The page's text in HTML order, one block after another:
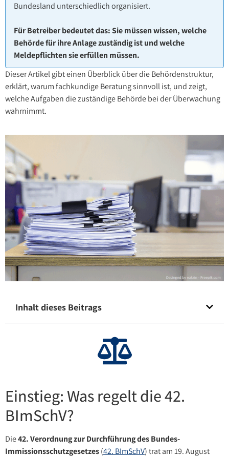
Bundesland unterschiedlich organisiert.
Für Betreiber bedeutet das: Sie müssen wissen, welche
Behörde für ihre Anlage zuständig ist und welche
Meldepflichten sie erfüllen müssen.
Dieser Artikel gibt einen Überblick über die Behördenstruktur,
erklärt, warum fachkundige Beratung sinnvoll ist, und zeigt,
welche Aufgaben die zuständige Behörde bei der Überwachung
wahrnimmt.
Inhalt dieses Beitrags
Einstieg: Was regelt die 42.
BImSchV?
Die42. Verordnung zur Durchführung des Bundes-
Immissionsschutzgesetzes(42. BImSchV) trat am 19. August